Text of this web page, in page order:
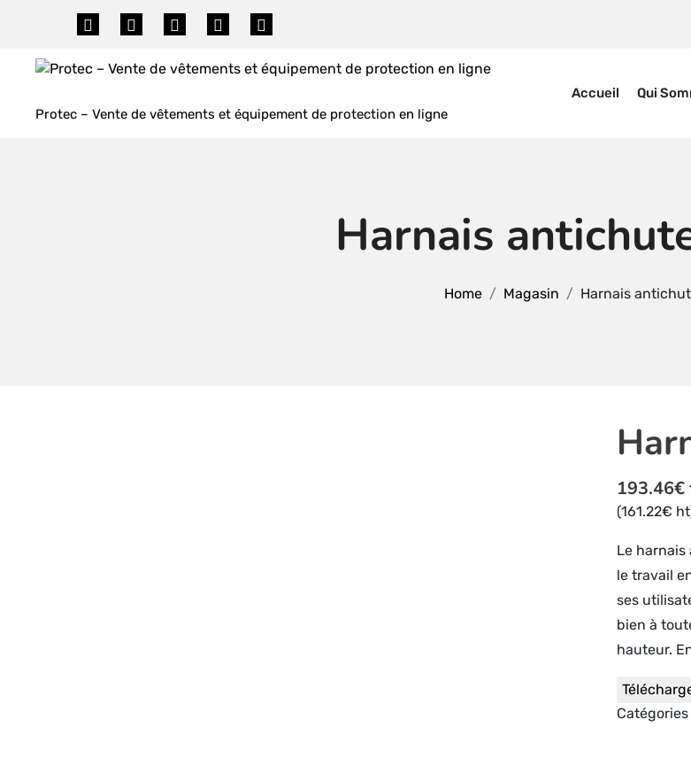
Protec – Vente de vêtements et équipement de protection en ligne
Accueil Qui
Harnais
Home Magasin Harnais
193.46€
(161.22€
Le
le travail
ses
bien à
hauteur.